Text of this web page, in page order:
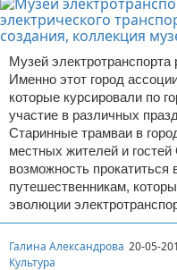
Музей электротранспорта
Именно этот город
которые курсировали по
участие в различных
Старинные трамваи в
местных жителей и
возможность прокатиться
путешественникам,
эволюции
Галина Александрова 20-05-
Культура